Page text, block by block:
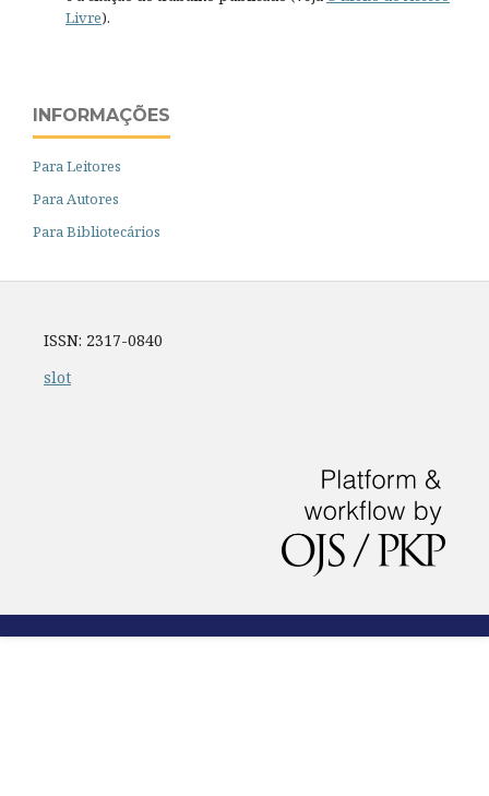
Livre).
INFORMAÇÕES
Para Leitores
Para Autores
Para Bibliotecários
ISSN: 2317-0840
slot